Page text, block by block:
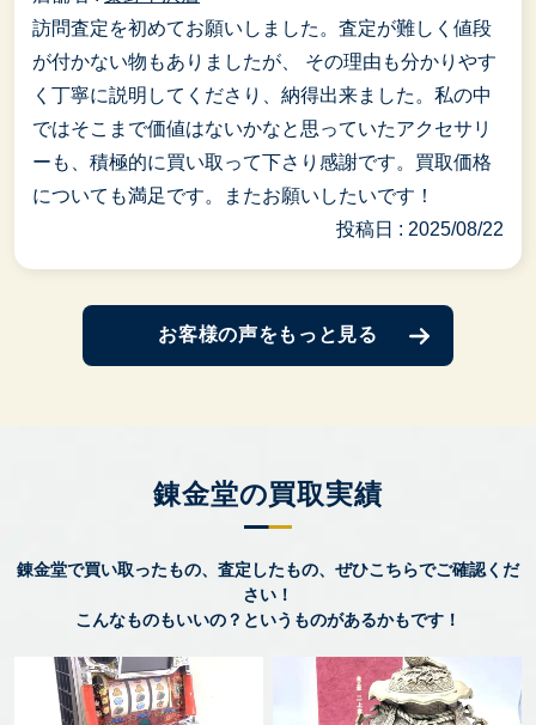
訪問査定を初めてお願いしました。査定が難しく値段
が付かない物もありましたが、 その理由も分かりやす
く丁寧に説明してくださり、納得出来ました。私の中
ではそこまで価値はないかなと思っていたアクセサリ
ーも、積極的に買い取って下さり感謝です。買取価格
についても満足です。またお願いしたいです！
投稿日 : 2025/08/22
お客様の声をもっと見る
錬金堂の買取実績
錬金堂で買い取ったもの、査定したもの、ぜひこちらでご確認くだ
さい！
こんなものもいいの？というものがあるかもです！